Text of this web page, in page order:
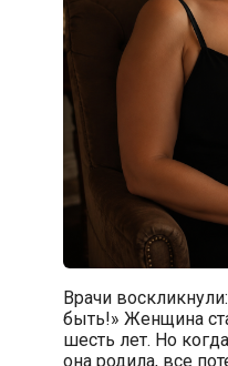
Врачи
быть!» Женщина
шесть лет. Но
она родила, все